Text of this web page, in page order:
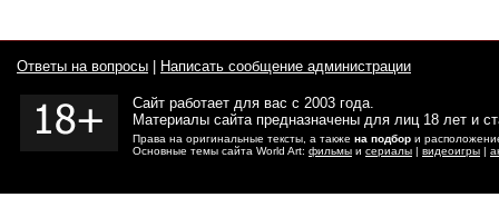
Ответы на вопросы Написать сообщение администрации
Сайт работает для вас с 2003 года.
Материалы сайта предназначены для лиц 18 лет и
Права на оригинальные тексты, а также на подбор и
Основные темы сайта World Art: фильмы и сериалы | видеоигры |